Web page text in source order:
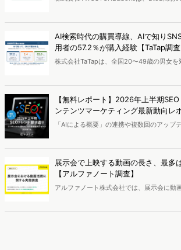
わる担当者を対象に、コンテンツのAIっぽ
し、結果を公開しました。
AI検索時代の購買導線、AIで知り
用者の57.2％が購入経験【TaTap調査
株式会社TaTapは、全国20〜49歳の男女を
と、AIで知った商品をどこで確かめている
ました。
【無料レポート】2026年上半期
ンテンツマーケティング最新動向レ
「AIによる概要」の連携や複数回のアップ
のSEO領域には変化がありました。また生
し、最多のChatGPTを追う形でGeminiも
ザーの選択肢の多様化が進んでいます。
必見の2026年上半期概要です。※本レポー
料でDLできます。また、レポートをDLし
ご用意しております。
展示会で上映する動画の長さ、最多
【アルファノート調査】
アルファノート株式会社では、展示会に動
画・マーケティング担当者を対象に、展示
調査を実施し、結果を公開しました。